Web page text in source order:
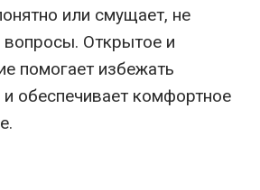
или смущает, не
вопросы. Открытое и
помогает избежать
обеспечивает комфортное